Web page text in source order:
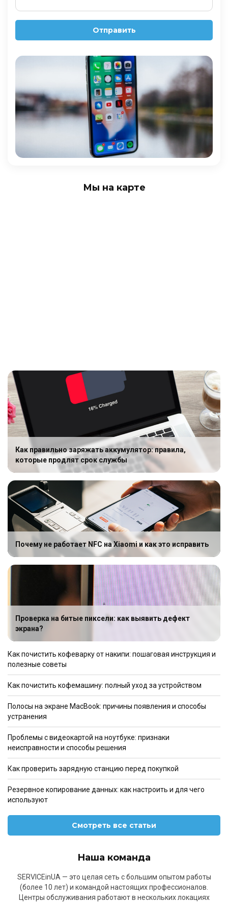
Отправить
Мы на карте
Как правильно заряжать аккумулятор: правила,
которые продлят срок службы
Почему не работает NFC на Xiaomi и как это исправить
Проверка на битые пиксели: как выявить дефект
экрана?
Как почистить кофеварку от накипи: пошаговая инструкция и
полезные советы
Как почистить кофемашину: полный уход за устройством
Полосы на экране MacBook: причины появления и способы
устранения
Проблемы с видеокартой на ноутбуке: признаки
неисправности и способы решения
Как проверить зарядную станцию перед покупкой
Резервное копирование данных: как настроить и для чего
используют
Смотреть все статьи
Наша команда
SERVICEinUA — это целая сеть с большим опытом работы
(более 10 лет) и командой настоящих профессионалов.
Центры обслуживания работают в нескольких локациях